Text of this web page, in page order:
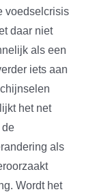
voedselcrisis
daar niet
als een
iets aan
het net
de
als
Wordt het